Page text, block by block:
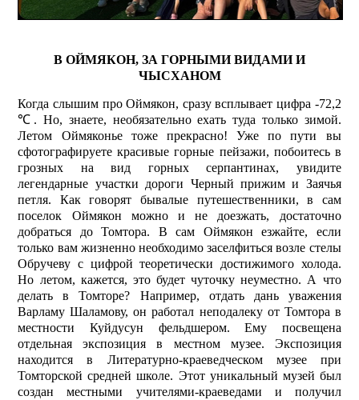
В ОЙМЯКОН, ЗА ГОРНЫМИ ВИДАМИ И
ЧЫСХАНОМ
Когда слышим про Оймякон, сразу всплывает цифра -72,2
℃. Но, знаете, необязательно ехать туда только зимой.
Летом Оймяконье тоже прекрасно! Уже по пути вы
сфотографируете красивые горные пейзажи, побоитесь в
грозных на вид горных серпантинах, увидите
легендарные участки дороги Черный прижим и Заячья
петля. Как говорят бывалые путешественники, в сам
поселок Оймякон можно и не доезжать, достаточно
добраться до Томтора. В сам Оймякон езжайте, если
только вам жизненно необходимо заселфиться возле стелы
Обручеву с цифрой теоретически достижимого холода.
Но летом, кажется, это будет чуточку неуместно. А что
делать в Томторе? Например, отдать дань уважения
Варламу Шаламову, он работал неподалеку от Томтора в
местности Куйдусун фельдшером. Ему посвещена
отдельная экспозиция в местном музее. Экспозиция
находится в Литературно-краеведческом музее при
Томторской средней школе. Этот уникальный музей был
создан местными учителями-краеведами и получил